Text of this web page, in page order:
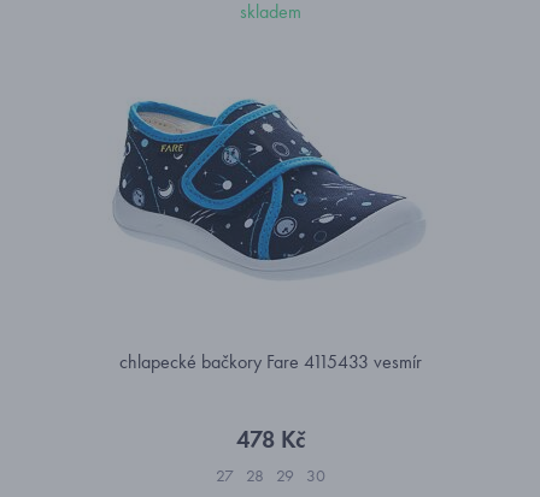
skladem
chlapecké bačkory Fare 4115433 vesmír
478 Kč
27 28 29 30